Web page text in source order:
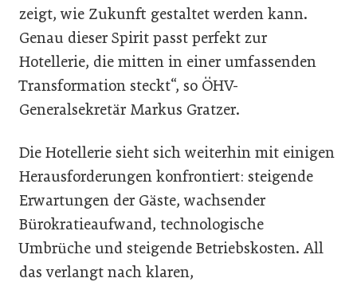
zeigt, wie Zukunft gestaltet werden kann.
Genau dieser Spirit passt perfekt zur
Hotellerie, die mitten in einer umfassenden
Transformation steckt“, so ÖHV-
Generalsekretär Markus Gratzer.
Die Hotellerie sieht sich weiterhin mit einigen
Herausforderungen konfrontiert: steigende
Erwartungen der Gäste, wachsender
Bürokratieaufwand, technologische
Umbrüche und steigende Betriebskosten. All
das verlangt nach klaren,